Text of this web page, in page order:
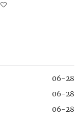
06-28
06-28
06-28